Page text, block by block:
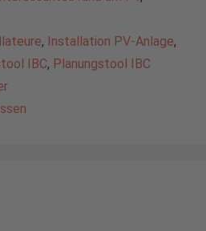
, Installation PV-Anlage,
IBC, Planungstool IBC